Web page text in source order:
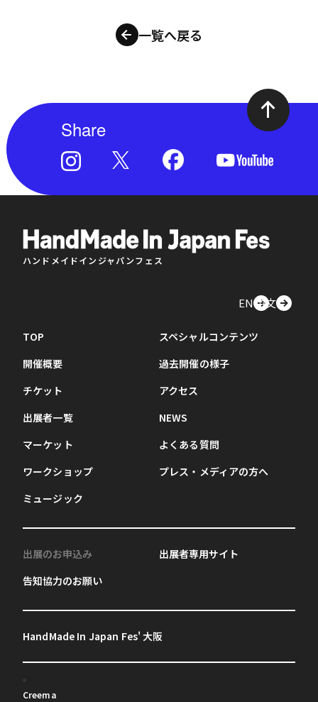
一覧へ戻る
Share
ハンドメイドインジャパンフェス
EN中文
TOP
開催概要
チケット
出展者一覧
マーケット
ワークショップ
ミュージック
スペシャルコンテンツ
過去開催の様子
アクセス
NEWS
よくある質問
プレス・メディアの方へ
出展のお申込み
告知協力のお願い
出展者専用サイト
HandMade In Japan Fes' 大阪
Creema